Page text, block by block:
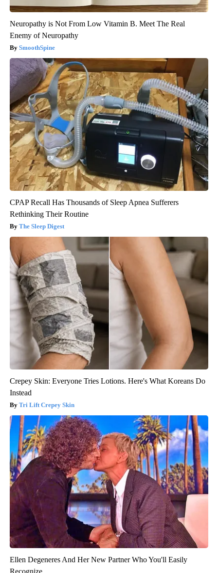
Neuropathy is Not From Low Vitamin B. Meet The Real
Enemy of Neuropathy
SmoothSpine
CPAP Recall Has Thousands of Sleep Apnea Sufferers
Rethinking Their Routine
The Sleep Digest
Crepey Skin: Everyone Tries Lotions. Here's What Koreans Do
Instead
Tri Lift Crepey Skin
Ellen Degeneres And Her New Partner Who You'll Easily
Recognize